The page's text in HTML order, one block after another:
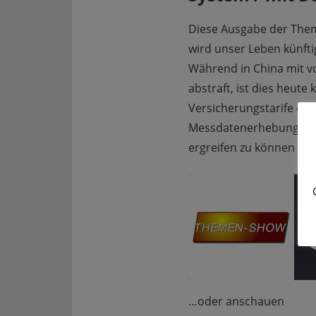
Diese Ausgabe der
wird unser Leben
Während in China mit
abstraft, ist dies heute
Versicherungstarife
Messdatenerhebung,
ergreifen zu können
Amazon
TEILEN
…oder anschauen